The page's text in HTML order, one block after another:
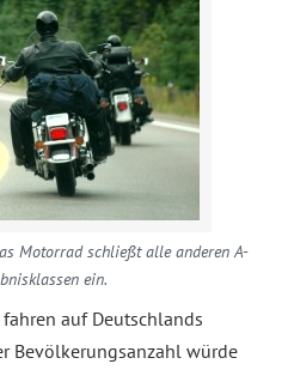
Motorrad schließt alle anderen A-
ein.
fahren auf Deutschlands
Bevölkerungsanzahl würde